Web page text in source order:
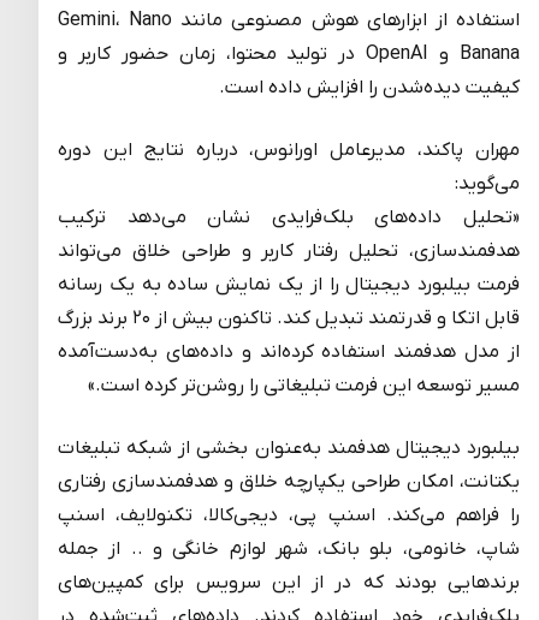
استفاده از ابزارهای هوش مصنوعی مانند Gemini، Nano
Banana و OpenAI در تولید محتوا، زمان حضور کاربر و
کیفیت دیده‌شدن را افزایش داده است.
مهران پاکند، مدیرعامل اورانوس، درباره نتایج این دوره
می‌گوید:
«تحلیل داده‌های بلک‌فرایدی نشان می‌دهد ترکیب
هدفمندسازی، تحلیل رفتار کاربر و طراحی خلاق می‌تواند
فرمت بیلبورد دیجیتال را از یک نمایش ساده به یک رسانه
قابل اتکا و قدرتمند تبدیل کند. تاکنون بیش از ۲۰ برند بزرگ
از مدل هدفمند استفاده کرده‌اند و داده‌های به‌دست‌آمده
مسیر توسعه این فرمت تبلیغاتی را روشن‌تر کرده است.»
بیلبورد دیجیتال هدفمند به‌عنوان بخشی از شبکه تبلیغات
یکتانت، امکان طراحی یکپارچه خلاق و هدفمندسازی رفتاری
را فراهم می‌کند. اسنپ پی، دیجی‌کالا، تکنولایف، اسنپ
شاپ، خانومی، بلو بانک، شهر لوازم خانگی و .. از جمله
برندهایی بودند که در از این سرویس برای کمپین‌های